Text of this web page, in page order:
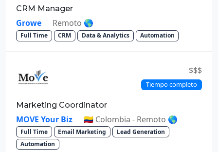
CRM Manager
Growe Remoto 🌎
Full Time CRM Data & Analytics Automation
$$$
Tiempo completo
Marketing Coordinator
MOVE Your Biz 🇨🇴 Colombia - Remoto 🌎
Full Time Email Marketing
Lead Generation
Automation